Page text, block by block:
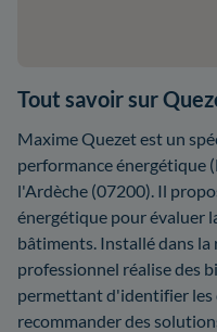
Tout savoir sur
Maxime Quezet est un
performance énergétique
l'Ardèche (07200). Il
énergétique pour évaluer
bâtiments. Installé dans la
professionnel réalise des
permettant d'identifier les
recommander des